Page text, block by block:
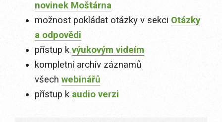
novinek Moštárna
možnost pokládat otázky v sekci Otázky
a odpovědi
přístup k výukovým videím
kompletní archiv záznamů
všech webinářů
přístup k audio verzi